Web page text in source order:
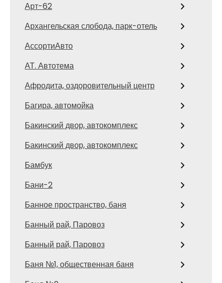
Арт-62
Архангельская слобода, парк-отель
АссортиАвто
АТ. Автотема
Афродита, оздоровительный центр
Багира, автомойка
Бакинский двор, автокомплекс
Бакинский двор, автокомплекс
Бамбук
Бани-2
Банное пространство, баня
Банный рай, Паровоз
Банный рай, Паровоз
Баня №1, общественная баня